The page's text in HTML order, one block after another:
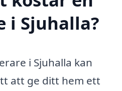
i Sjuhalla?
i Sjuhalla kan
att ge ditt hem ett